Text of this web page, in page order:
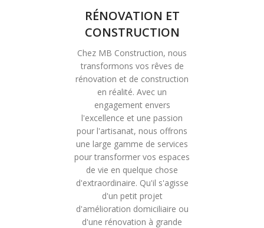
RÉNOVATION ET
CONSTRUCTION
Chez MB Construction, nous
transformons vos rêves de
rénovation et de construction
en réalité. Avec un
engagement envers
l'excellence et une passion
pour l'artisanat, nous offrons
une large gamme de services
pour transformer vos espaces
de vie en quelque chose
d'extraordinaire. Qu'il s'agisse
d'un petit projet
d'amélioration domiciliaire ou
d'une rénovation à grande